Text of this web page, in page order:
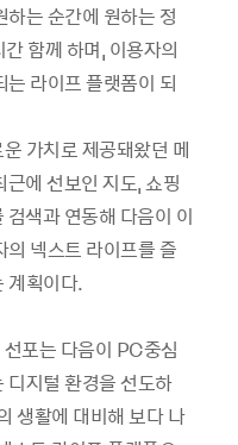
는 순간에 원하는 정
함께 하며, 이용자의
라이프 플랫폼이 되
가치로 제공돼왔던 메
에 선보인 지도, 쇼핑
색과 연동해 다음이 이
넥스트 라이프를 즐
계획이다.
포는 다음이 PC중심
디지털 환경을 선도하
생활에 대비해 보다 나